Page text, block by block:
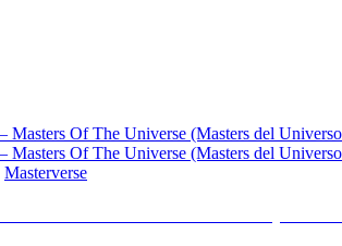
Masterverse